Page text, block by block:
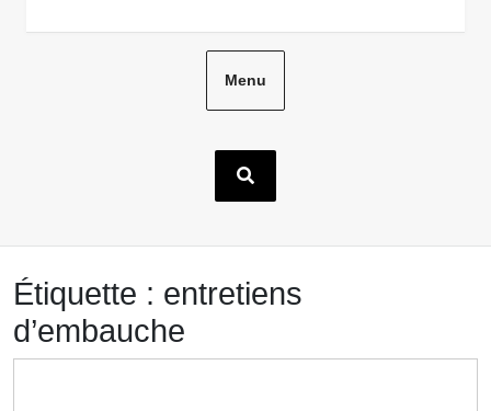
Menu
Étiquette : entretiens
d’embauche